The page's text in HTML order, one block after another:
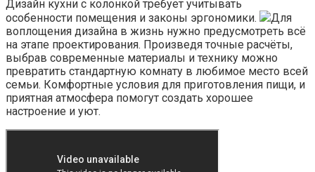
Дизайн кухни с колонкой требует учитывать
особенности помещения и законы эргономики.
Для
воплощения дизайна в жизнь нужно предусмотреть всё
на этапе проектирования. Произведя точные расчёты,
выбрав современные материалы и технику можно
превратить стандартную комнату в любимое место всей
семьи. Комфортные условия для приготовления пищи, и
приятная атмосфера помогут создать хорошее
настроение и уют.